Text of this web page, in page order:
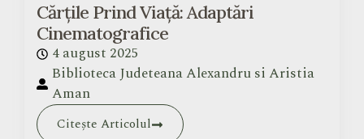
Cărțile Prind Viață: Adaptări
Cinematografice
4 august 2025
Biblioteca Judeteana Alexandru si Aristia
Aman
Citește Articolul